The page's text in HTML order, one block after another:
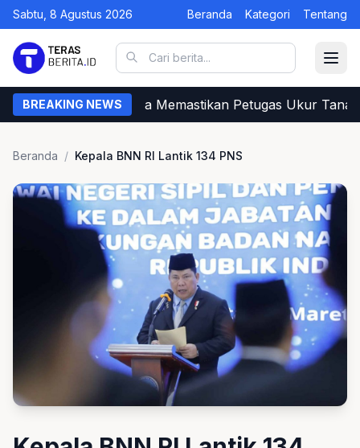
Sabtu, 8 Agustus 2026 Beranda Kategori Tentang
BREAKING NEWS
Begini Cara Warga Memastikan Petugas Ukur Tanah
Beranda / Kepala BNN RI Lantik 134 PNS